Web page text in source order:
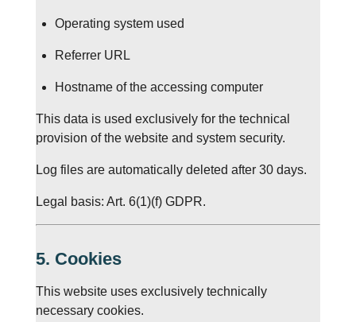
Operating system used
Referrer URL
Hostname of the accessing computer
This data is used exclusively for the technical
provision of the website and system security.
Log files are automatically deleted after 30 days.
Legal basis: Art. 6(1)(f) GDPR.
5. Cookies
This website uses exclusively technically
necessary cookies.